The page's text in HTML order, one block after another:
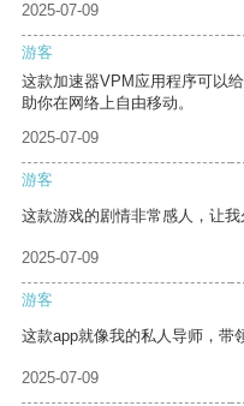
2025-07-09
游客
这款加速器VPM应用程序可以
助你在网络上自由移动。
2025-07-09
游客
这款游戏的剧情非常感人，让我
2025-07-09
游客
这款app就像我的私人导师，带
2025-07-09